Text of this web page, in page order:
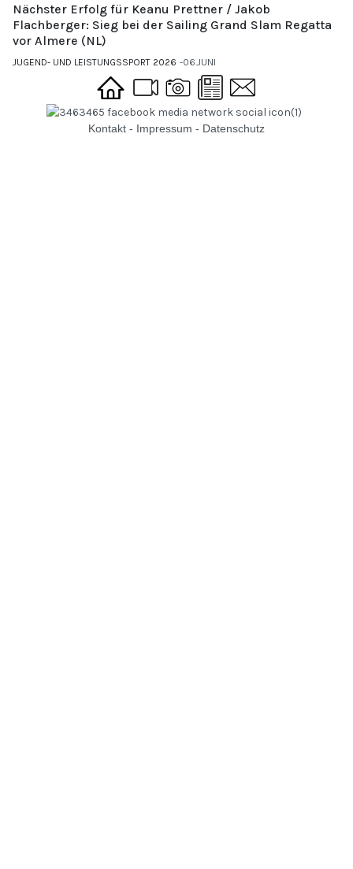
Nächster Erfolg für Keanu Prettner / Jakob
Flachberger: Sieg bei der Sailing Grand Slam Regatta
vor Almere (NL)
JUGEND- UND LEISTUNGSSPORT 2026 06.JUNI
Kontakt - Impressum - Datenschutz